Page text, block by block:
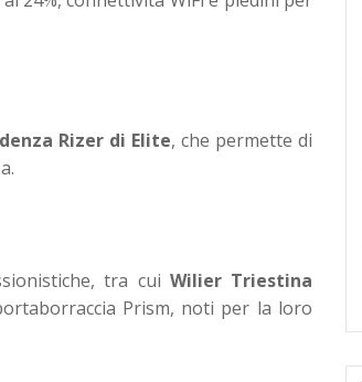
Rizer di Elite, che permette di
tra cui Wilier Triestina
Prism, noti per la loro